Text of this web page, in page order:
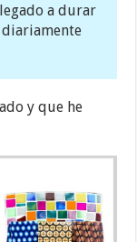
a durar
diariamente
y que he